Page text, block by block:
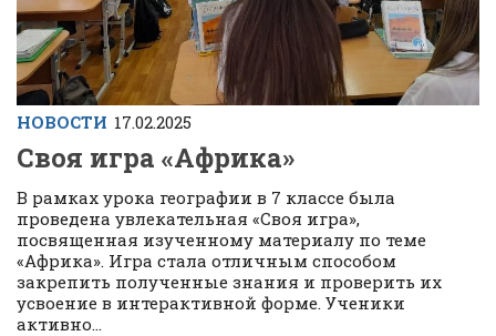
НОВОСТИ 17.02.2025
Своя игра «Африка»
В рамках урока географии в 7 классе была
проведена увлекательная «Своя игра»,
посвященная изученному материалу по теме
«Африка». Игра стала отличным способом
закрепить полученные знания и проверить их
усвоение в интерактивной форме. Ученики
активно...